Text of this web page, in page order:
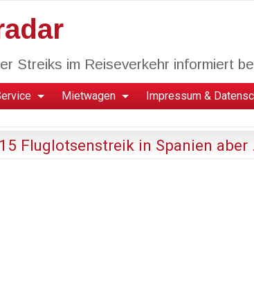
Streiks im Reiseverkehr informiert
Mietwagen Impressum &
Fluglotsenstreik in Spanien aber